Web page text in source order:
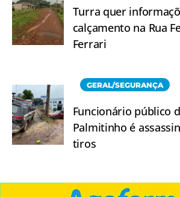
Turra quer
calçamento na Rua
Ferrari
GERAL/SEGURANÇA
Funcionário público
Palmitinho é
tiros